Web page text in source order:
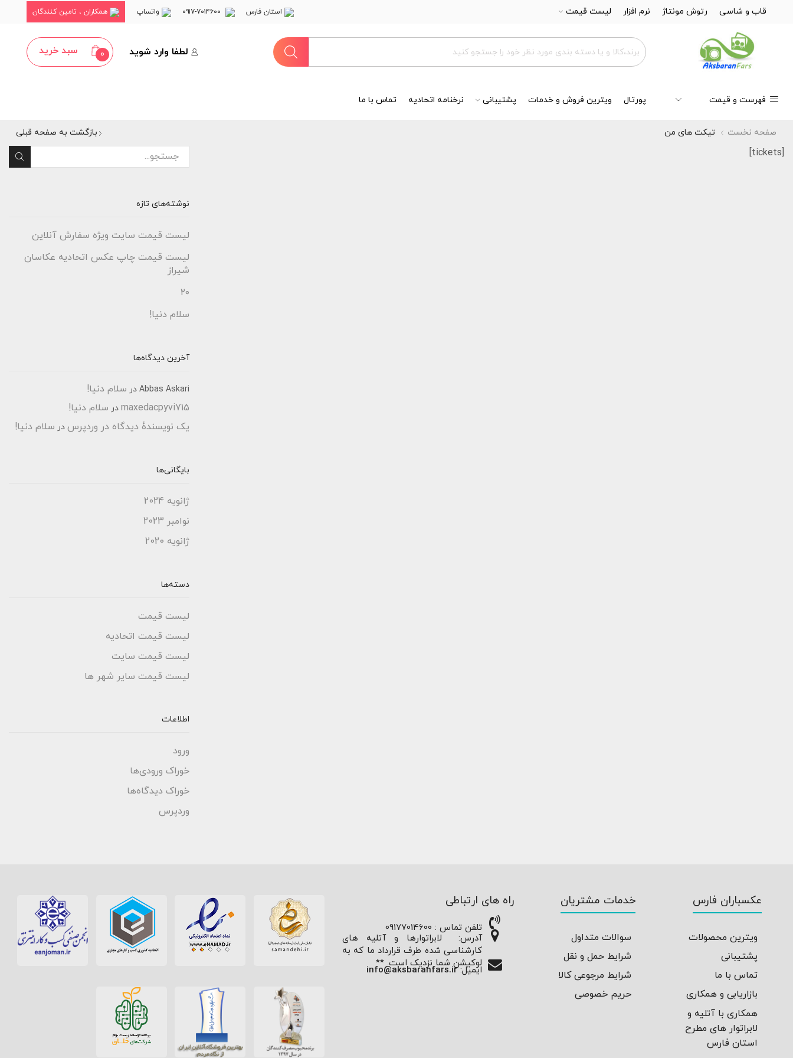
قاب و شاسی رتوش مونتاژ نرم افزار لیست قیمت استان فارس واتساپ همکاران ، تامین کنندگان
لطفا وارد شوید 0 سبد خرید
فهرست و قیمت پورتال ویترین فروش و خدمات پشتیبانی نرخنامه اتحادیه تماس با ما
بازگشت به صفحه قبلی صفحه نخست تیکت های من
[tickets]
نوشته‌های تازه
لیست قیمت سایت ویژه سفارش آنلاین
لیست قیمت چاپ عکس اتحادیه عکاسان
شیراز
۲۰
سلام دنیا!
آخرین دیدگاه‌ها
Abbas Askari در سلام دنیا!
maxedacpyvi715 در سلام دنیا!
یک نویسندهٔ دیدگاه در وردپرس در سلام دنیا!
بایگانی‌ها
ژانویه 2024
نوامبر 2023
ژانویه 2020
دسته‌ها
لیست قیمت
لیست قیمت اتحادیه
لیست قیمت سایت
لیست قیمت سایر شهر ها
اطلاعات
ورود
خوراک ورودی‌ها
خوراک دیدگاه‌ها
وردپرس
راه های ارتباطی
تلفن تماس : 09177014600
آدرس:
لابراتوارها و آتلیه های
کارشناسی شده طرف قرارداد ما که به
لوکیشن شما نزدیک است. **
ایمیل: info@aksbaranfars.ir
خدمات مشتریان
سوالات متداول
شرایط حمل و نقل
شرایط مرجوعی کالا
حریم خصوصی
عکسباران فارس
ویترین محصولات
پشتیبانی
تماس با ما
بازاریابی و همکاری
همکاری با آتلیه و
لابراتوار های مطرح
استان فارس